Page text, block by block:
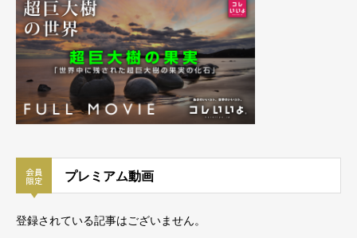
プレミアム動画
登録されている記事はございません。